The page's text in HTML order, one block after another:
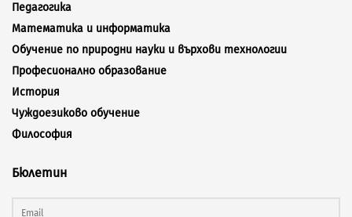
Педагогика
Математика и информатика
Обучение по природни науки и върхови технологии
Професионално образование
История
Чуждоезиково обучение
Философия
Бюлетин